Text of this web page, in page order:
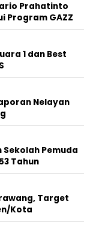
Prahatinto
Program GAZZ
1 dan Best
Nelayan
Sekolah Pemuda
Tahun
Target
Kota